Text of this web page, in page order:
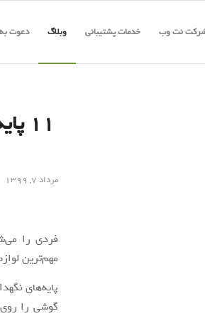
نت وب خدمات پشتیبانی وبلاگ دعوت
۱۱
مرداد ۷, ۱۳۹۹
فردی را
مهم‌ترین
پایه‌های
گوشی را روی